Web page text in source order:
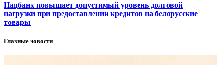
Нацбанк повышает допустимый уровень долговой
нагрузки при предоставлении кредитов на белорусские
товары
Главные новости